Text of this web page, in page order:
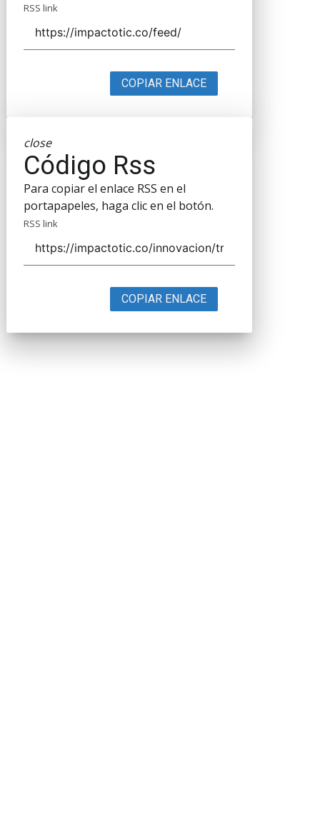
RSS link
COPIAR ENLACE
close
Código Rss
Para copiar el enlace RSS en el
portapapeles, haga clic en el botón.
RSS link
COPIAR ENLACE